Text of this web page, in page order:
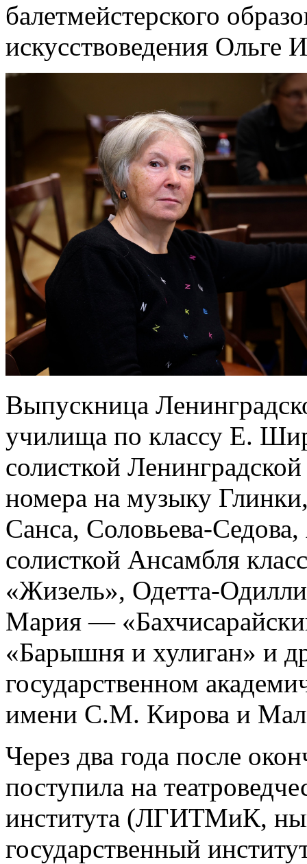
балетмейстерского
искусствоведения Ольге
Выпускница
училища по классу Е.
солисткой
номера на музыку
Санса, Соловьева-
солисткой Ансамбля
«Жизель», Одетта-
Мария —
«Барышня и хулиган» и
государственном
имени С.М. Кирова и
Через два года после
поступила на
института (ЛГИТМиК,
государственный